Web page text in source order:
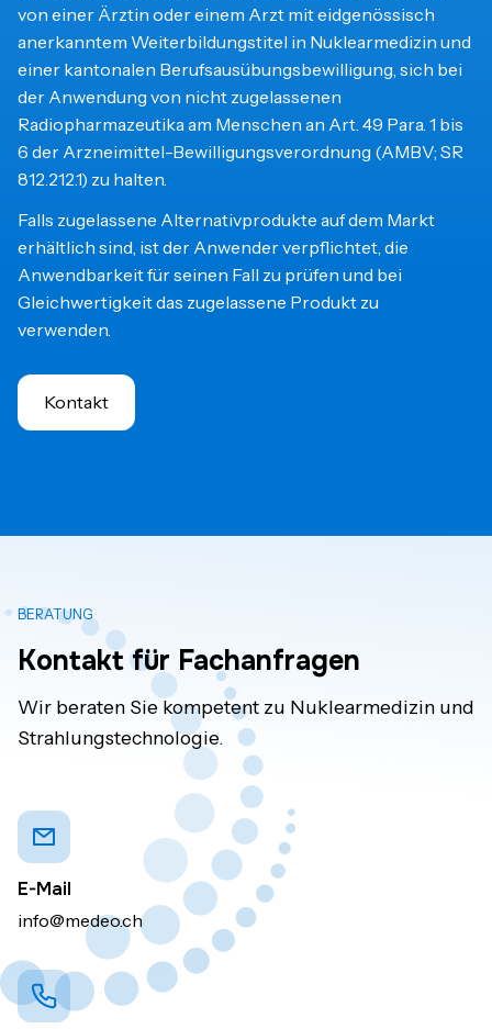
von einer Ärztin oder einem Arzt mit eidgenössisch
anerkanntem Weiterbildungstitel in Nuklearmedizin und
einer kantonalen Berufsausübungsbewilligung, sich bei
der Anwendung von nicht zugelassenen
Radiopharmazeutika am Menschen an Art. 49 Para. 1 bis
6 der Arzneimittel-Bewilligungsverordnung (AMBV; SR
812.212.1) zu halten.
Falls zugelassene Alternativprodukte auf dem Markt
erhältlich sind, ist der Anwender verpflichtet, die
Anwendbarkeit für seinen Fall zu prüfen und bei
Gleichwertigkeit das zugelassene Produkt zu
verwenden.
Kontakt
BERATUNG
Kontakt für Fachanfragen
Wir beraten Sie kompetent zu Nuklearmedizin und
Strahlungstechnologie.
E-Mail
info@medeo.ch